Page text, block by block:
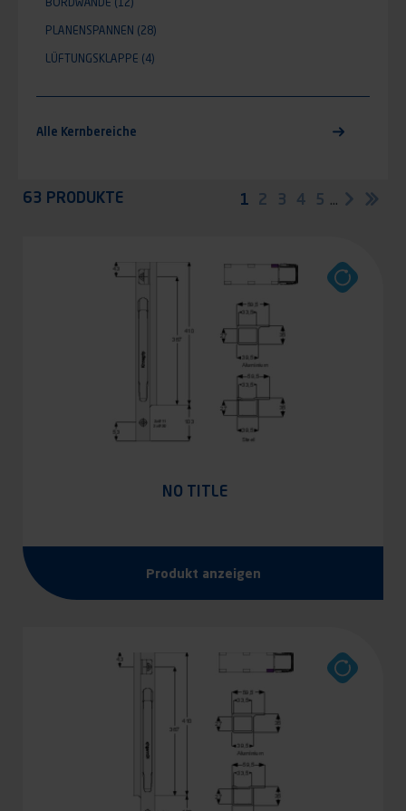
Identifiant (ID)
63 PRODUKTE Seitennummerierung
Aktuelle
1 Seite
2 Seite
3 Seite
4 Seite
5 …
NO TITLE
Produkt anzeigen
PLANENSPANNEN (28)
LÜFTUNGSKLAPPE (4)
Alle Kernbereiche